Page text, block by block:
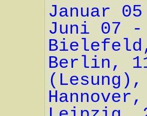
Januar
Juni 07
Berlin,